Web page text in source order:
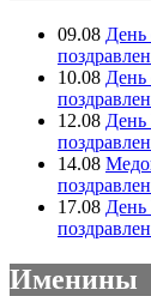
09.08 День
10.08 День
12.08 День
14.08
17.08 День
Именины